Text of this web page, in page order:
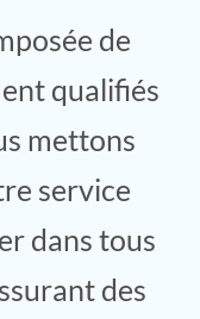
de
qualifiés
mettons
service
dans tous
des